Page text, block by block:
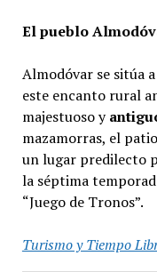
El pueblo
Almodóvar se sitúa
este encanto rural
majestuoso y
mazamorras, el
un lugar predilecto
la séptima
“Juego de Tronos”.
Turismo y Tiempo